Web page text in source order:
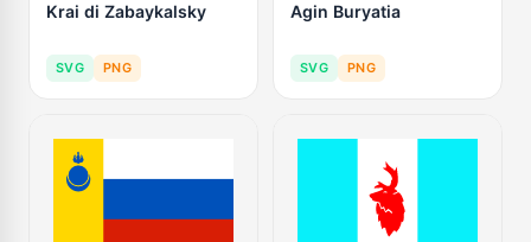
Krai di Zabaykalsky
SVG PNG
Agin Buryatia
SVG PNG